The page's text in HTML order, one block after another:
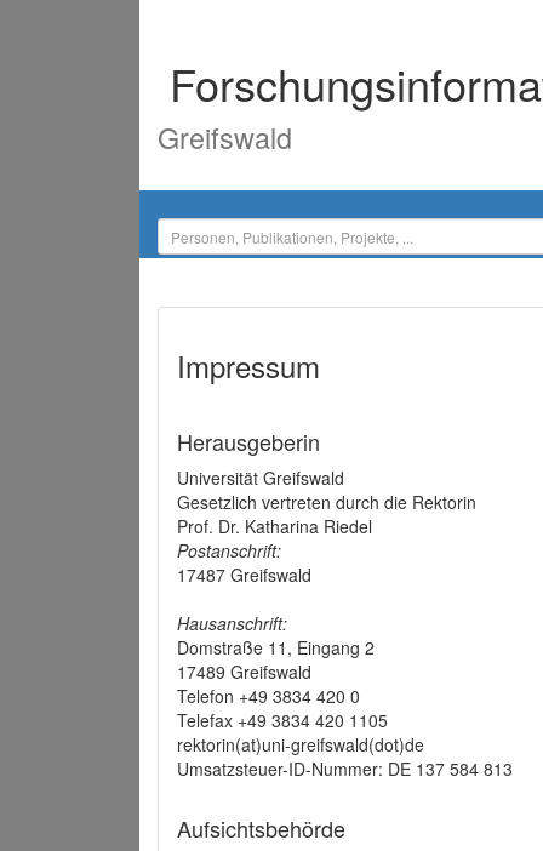
Greifswald
Impressum
Herausgeberin
Universität Greifswald
Gesetzlich vertreten durch die Rektorin
Prof. Dr. Katharina Riedel
Postanschrift:
17487 Greifswald
Hausanschrift:
Domstraße 11, Eingang 2
17489 Greifswald
Telefon +49 3834 420 0
Telefax +49 3834 420 1105
rektorin(at)uni-greifswald(dot)de
Umsatzsteuer-ID-Nummer: DE 137 584 813
Aufsichtsbehörde